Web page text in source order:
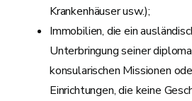
Krankenhäuser usw.);
Immobilien, die ein
Unterbringung seiner
konsularischen Missionen
Einrichtungen, die keine